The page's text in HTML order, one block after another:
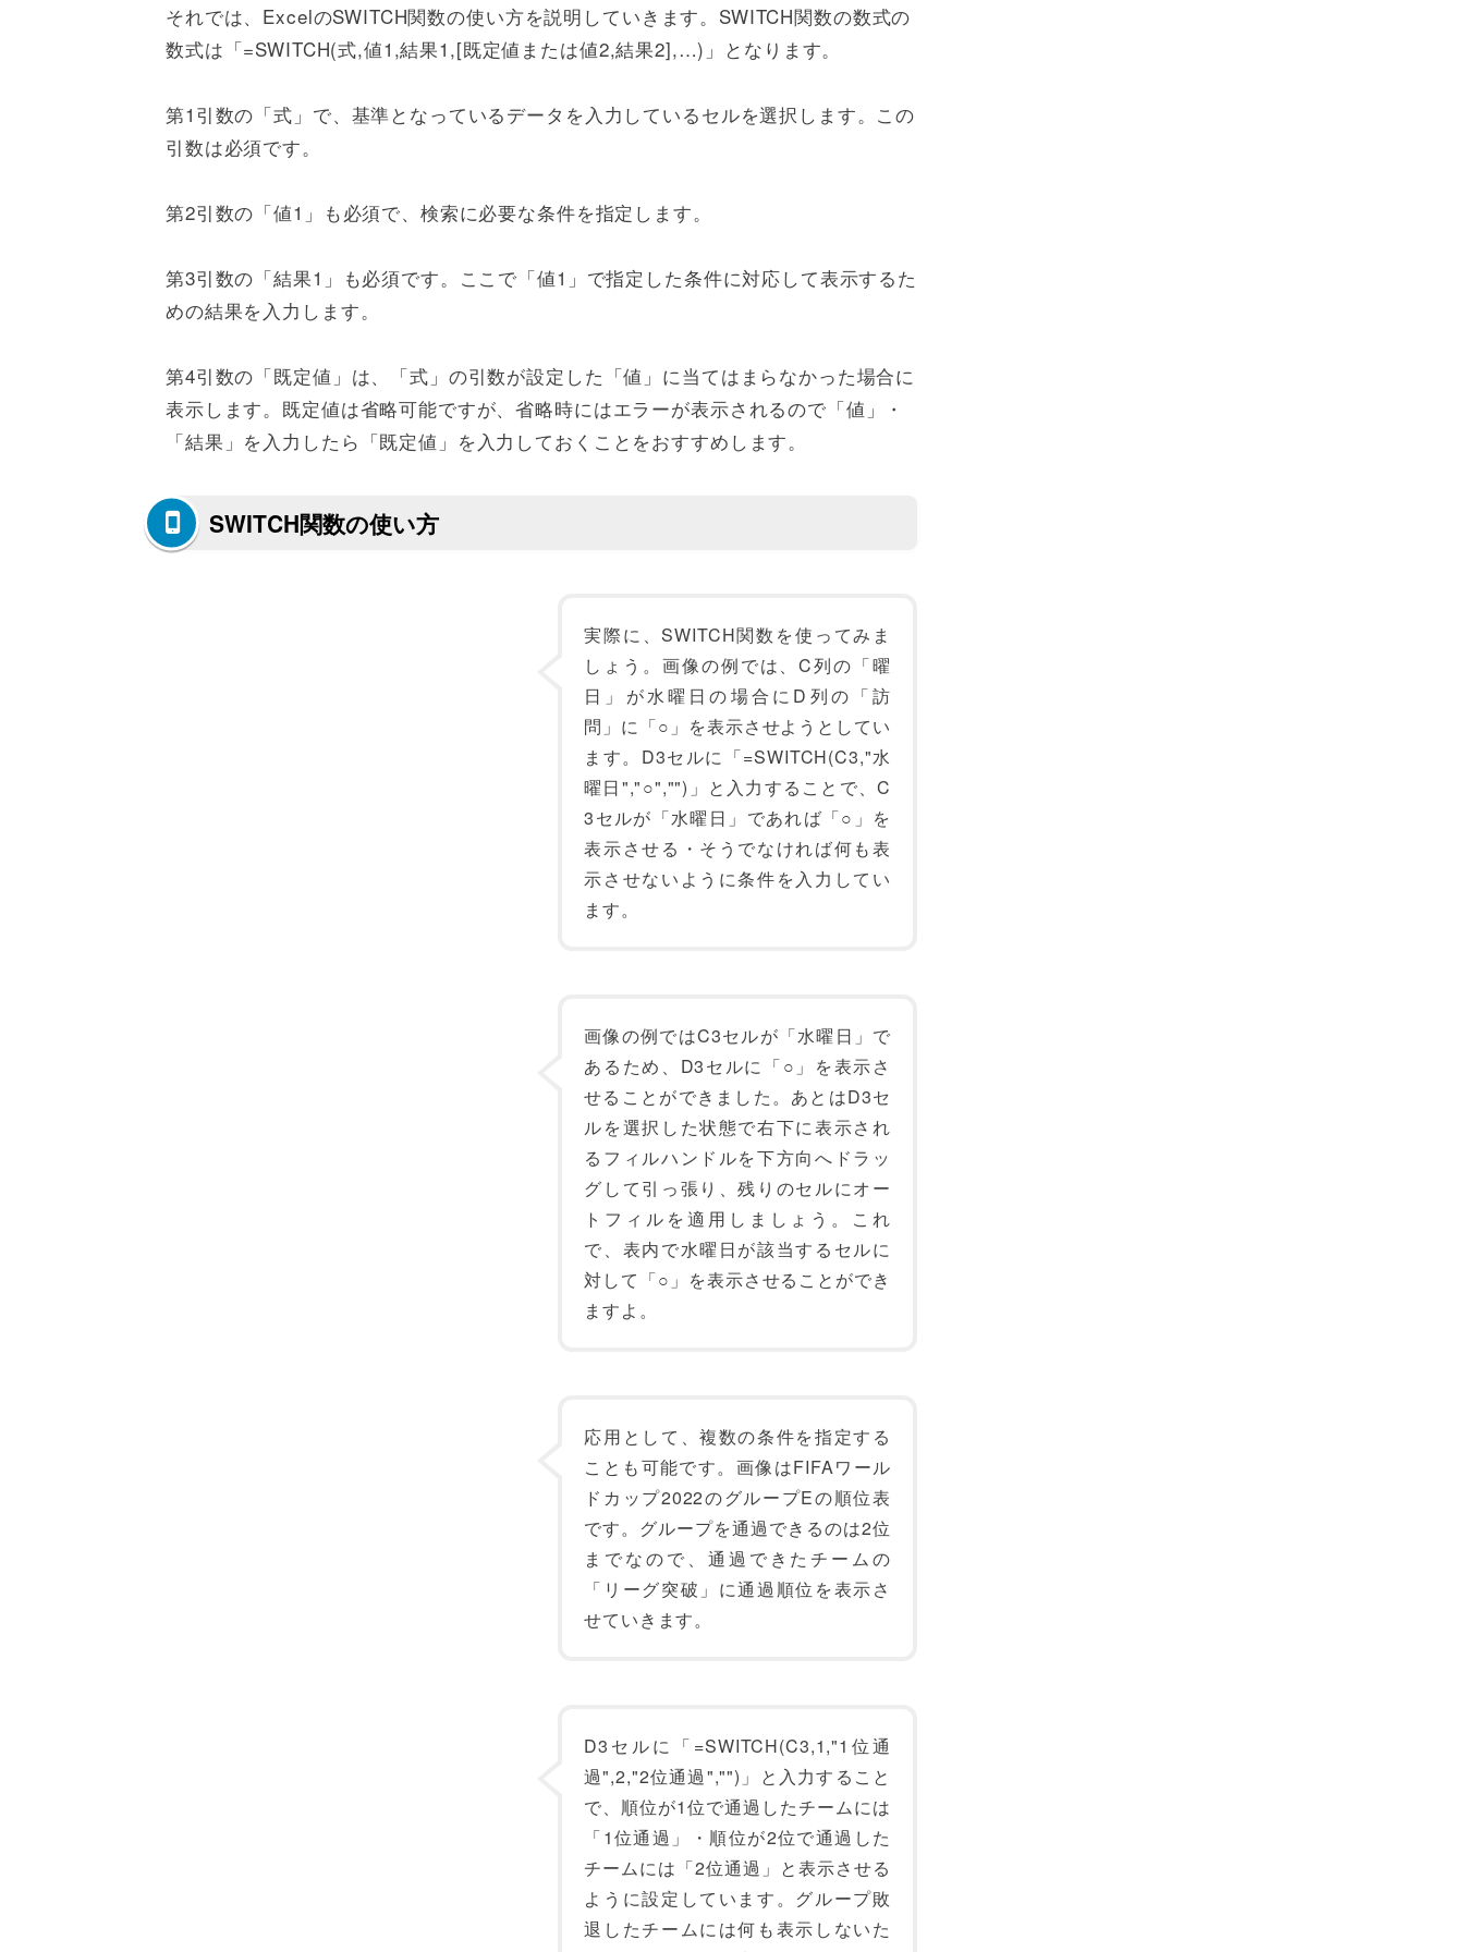
それでは、ExcelのSWITCH関数の使い方を説明していきます。SWITCH関数の数式の
数式は「=SWITCH(式,値1,結果1,[既定値または値2,結果2],…)」となります。
第1引数の「式」で、基準となっているデータを入力しているセルを選択します。この
引数は必須です。
第2引数の「値1」も必須で、検索に必要な条件を指定します。
第3引数の「結果1」も必須です。ここで「値1」で指定した条件に対応して表示するた
めの結果を入力します。
第4引数の「既定値」は、「式」の引数が設定した「値」に当てはまらなかった場合に
表示します。既定値は省略可能ですが、省略時にはエラーが表示されるので「値」・
「結果」を入力したら「既定値」を入力しておくことをおすすめします。
SWITCH関数の使い方
実際に、SWITCH関数を使ってみま
しょう。画像の例では、C列の「曜
日」が水曜日の場合にD列の「訪
問」に「○」を表示させようとしてい
ます。D3セルに「=SWITCH(C3,"水
曜日","○","")」と入力することで、C
3セルが「水曜日」であれば「○」を
表示させる・そうでなければ何も表
示させないように条件を入力してい
ます。
画像の例ではC3セルが「水曜日」で
あるため、D3セルに「○」を表示さ
せることができました。あとはD3セ
ルを選択した状態で右下に表示され
るフィルハンドルを下方向へドラッ
グして引っ張り、残りのセルにオー
トフィルを適用しましょう。これ
で、表内で水曜日が該当するセルに
対して「○」を表示させることができ
ますよ。
応用として、複数の条件を指定する
ことも可能です。画像はFIFAワール
ドカップ2022のグループEの順位表
です。グループを通過できるのは2位
までなので、通過できたチームの
「リーグ突破」に通過順位を表示さ
せていきます。
D3セルに「=SWITCH(C3,1,"1位通
過",2,"2位通過","")」と入力すること
で、順位が1位で通過したチームには
「1位通過」・順位が2位で通過した
チームには「2位通過」と表示させる
ように設定しています。グループ敗
退したチームには何も表示しないた